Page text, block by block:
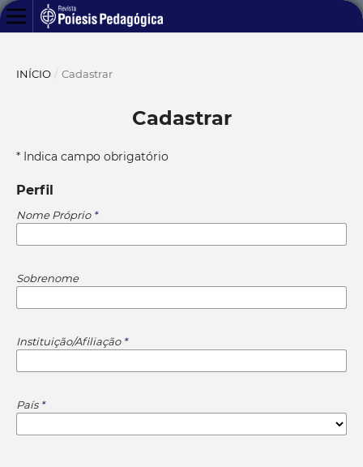
INÍCIO / Cadastrar
Cadastrar
* Indica campo obrigatório
Perfil
Nome Próprio *
Sobrenome
Instituição/Afiliação *
País *